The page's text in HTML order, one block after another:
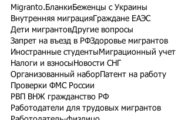
Migranto.Бланки Беженцы с Украины
Внутренняя миграцияГраждане ЕАЭС
Дети мигрантовДругие вопросы
Запрет на въезд в РФЗдоровье мигрантов
Иностранные студенты Миграционный учет
Налоги и взносы Новости СНГ
Организованный наборПатент на работу
Проверки ФМС России
РВП ВНЖ гражданство РФ
Работодатели для трудовых мигрантов